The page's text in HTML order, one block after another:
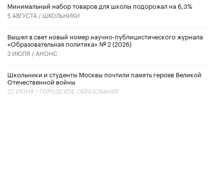
Минимальный набор товаров для школы подорожал на 6,3%
5 АВГУСТА / ШКОЛЬНИКИ
Вышел в свет новый номер научно-публицистического журнала
«Образовательная политика» № 2 (2026)
3 ИЮЛЯ / АНОНС
Школьники и студенты Москвы почтили память героев Великой
Отечественной войны
22 ИЮНЯ / ГОРОДСКОЕ ОБРАЗОВАНИЕ